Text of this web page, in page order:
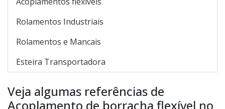
Rolamentos Industriais
Rolamentos e Mancais
Esteira Transportadora
Veja algumas referências de
Acoplamento de borracha flexível no